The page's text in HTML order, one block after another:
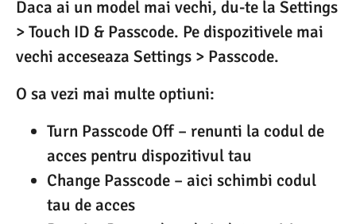
Daca ai un model mai vechi, du-te la Settings
> Touch ID & Passcode. Pe dispozitivele mai
vechi acceseaza Settings > Passcode.
O sa vezi mai multe optiuni:
Turn Passcode Off – renunti la codul de
acces pentru dispozitivul tau
Change Passcode – aici schimbi codul
tau de acces